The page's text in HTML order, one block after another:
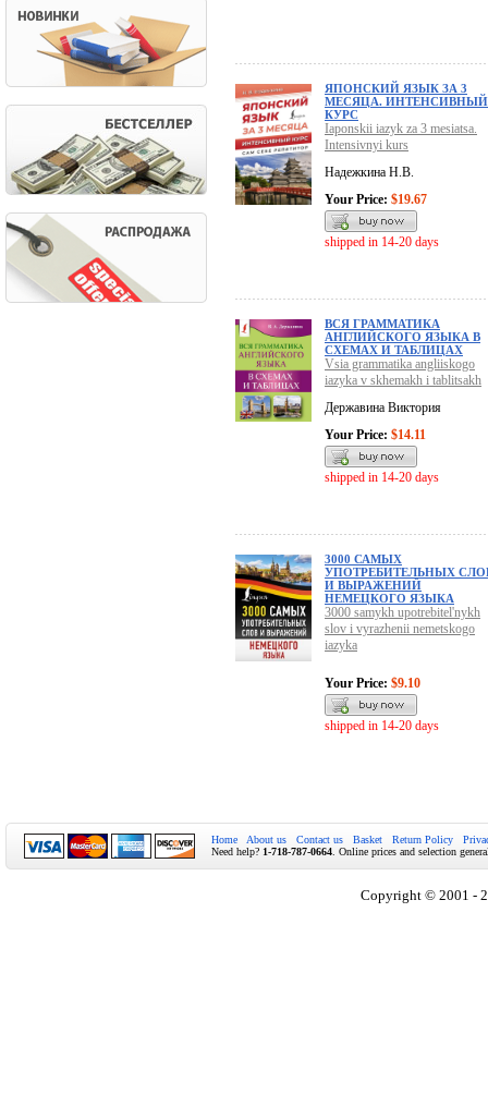
ЯПОНСКИЙ ЯЗЫК ЗА 3
МЕСЯЦА. ИНТЕНСИВНЫЙ
КУРС
Iaponskii iazyk za 3 mesiatsa.
Intensivnyi kurs
Надежкина Н.В.
Your Price: $19.67
shipped in 14-20 days
ВСЯ ГРАММАТИКА
АНГЛИЙСКОГО ЯЗЫКА В
СХЕМАХ И ТАБЛИЦАХ
Vsia grammatika angliiskogo
iazyka v skhemakh i tablitsakh
Державина Виктория
Your Price: $14.11
shipped in 14-20 days
3000 САМЫХ
УПОТРЕБИТЕЛЬНЫХ
И ВЫРАЖЕНИЙ
НЕМЕЦКОГО ЯЗЫКА
3000 samykh upotrebitel'nykh
slov i vyrazhenii nemetskogo
iazyka
Your Price: $9.10
shipped in 14-20 days
Home About us Contact us Basket Return Policy
Need help? 1-718-787-0664 . Online prices and selection
Copyright © 2001 -